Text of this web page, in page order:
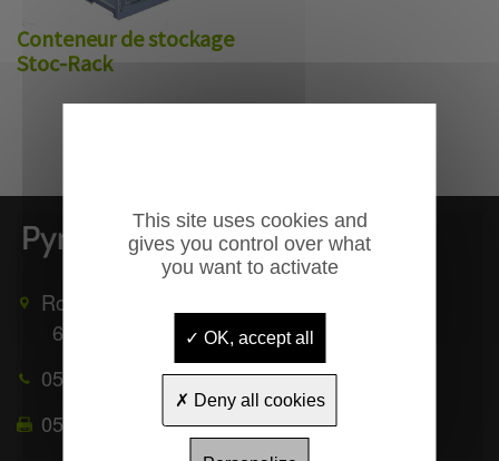
Conteneur de stockage
Stoc-Rack
Route de Mauléon
65370
TROUBAT
05 62 39 25 51
05 62 39 22 55
This site uses cookies and
gives you control over what
you want to activate
OK, accept all
Deny all cookies